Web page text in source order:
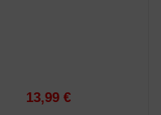
13,99 €